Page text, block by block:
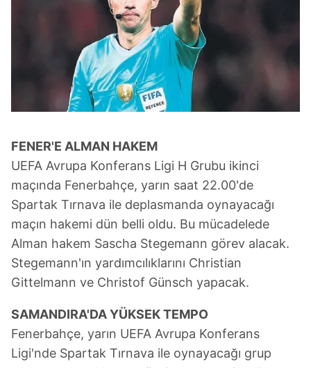
FENER'E ALMAN HAKEM
UEFA Avrupa Konferans Ligi H Grubu ikinci
maçında Fenerbahçe, yarın saat 22.00'de
Spartak Tırnava ile deplasmanda oynayacağı
maçın hakemi dün belli oldu. Bu mücadelede
Alman hakem Sascha Stegemann görev alacak.
Stegemann'ın yardımcılıklarını Christian
Gittelmann ve Christof Günsch yapacak.
SAMANDIRA'DAYÜKSEK TEMPO
Fenerbahçe, yarın UEFA Avrupa Konferans
Ligi'nde Spartak Tırnava ile oynayacağı grup